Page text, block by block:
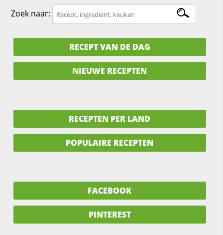
Zoek naar:
RECEPT VAN DE DAG
NIEUWE RECEPTEN
RECEPTEN PER LAND
POPULAIRE RECEPTEN
FACEBOOK
PINTEREST